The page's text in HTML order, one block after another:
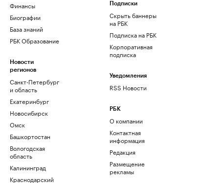
Финансы
Биографии
База знаний
РБК Образование
Новости
регионов
Санкт-Петербург
и область
Екатеринбург
Новосибирск
Омск
Башкортостан
Вологодская
область
Калининград
Краснодарский
Подписки
Скрыть баннеры
на РБК
Подписка на РБК
Корпоративная
подписка
Уведомления
RSS Новости
РБК
О компании
Контактная
информация
Редакция
Размещение
рекламы